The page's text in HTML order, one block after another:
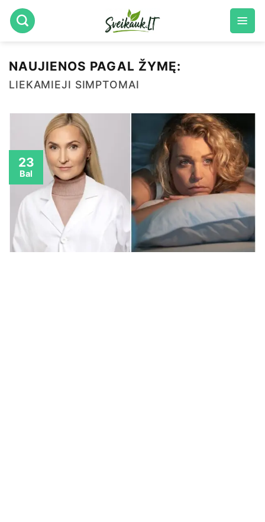
Skip
to
NAUJIENOS PAGAL ŽYMĘ:
LIEKAMIEJI SIMPTOMAI
23
Bal